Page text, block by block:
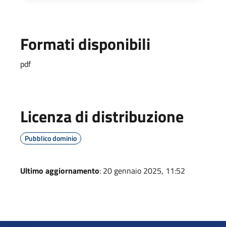
Formati disponibili
pdf
Licenza di distribuzione
Pubblico dominio
Ultimo aggiornamento: 20 gennaio 2025, 11:52